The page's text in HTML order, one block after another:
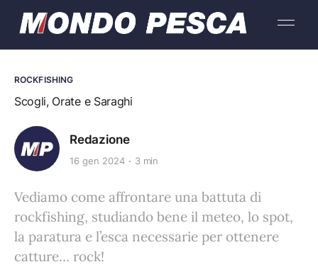
ROCKFISHING
Scogli, Orate e Saraghi
Redazione
16 gen 2024 3 min
Vediamo come affrontare una battuta di
rockfishing, studiando bene il meteo, lo spot,
la paratura e l’esca necessarie per ottenere
catture… rock!